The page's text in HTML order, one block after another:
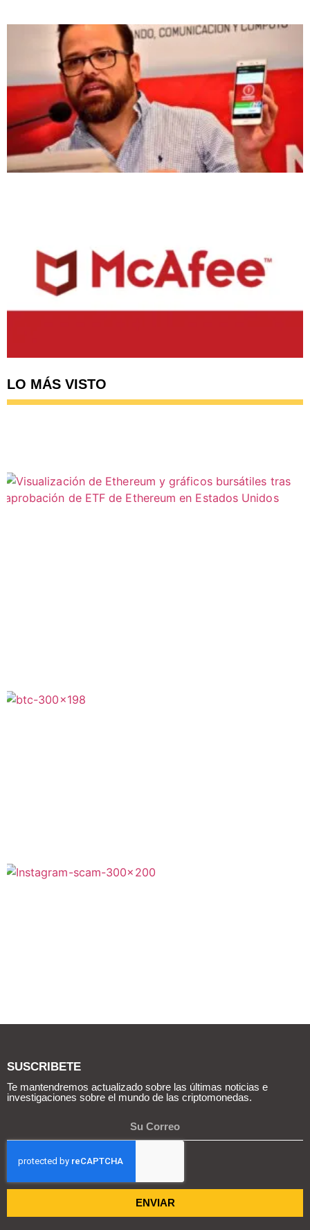
LO MÁS VISTO
SUSCRIBETE
Te mantendremos actualizado sobre las últimas noticias e
investigaciones sobre el mundo de las criptomonedas.
ENVIAR